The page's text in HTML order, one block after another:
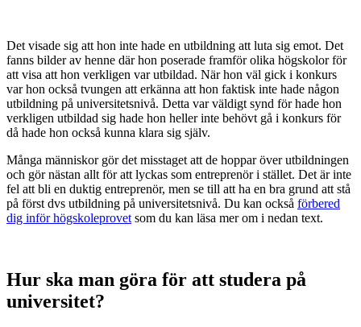
Det visade sig att hon inte hade en utbildning att luta sig emot. Det
fanns bilder av henne där hon poserade framför olika högskolor för
att visa att hon verkligen var utbildad. När hon väl gick i konkurs
var hon också tvungen att erkänna att hon faktisk inte hade någon
utbildning på universitetsnivå. Detta var väldigt synd för hade hon
verkligen utbildad sig hade hon heller inte behövt gå i konkurs för
då hade hon också kunna klara sig själv.
Många människor gör det misstaget att de hoppar över utbildningen
och gör nästan allt för att lyckas som entreprenör i stället. Det är inte
fel att bli en duktig entreprenör, men se till att ha en bra grund att stå
på först dvs utbildning på universitetsnivå. Du kan också förbered
dig inför högskoleprovet som du kan läsa mer om i nedan text.
Hur ska man göra för att studera på
universitet?